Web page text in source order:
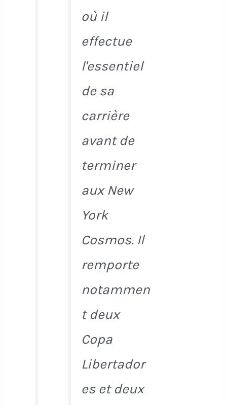
où il
effectue
l'essentiel
de sa
carrière
avant de
terminer
aux New
York
Cosmos. Il
remporte
notammen
t deux
Copa
Libertador
es et deux